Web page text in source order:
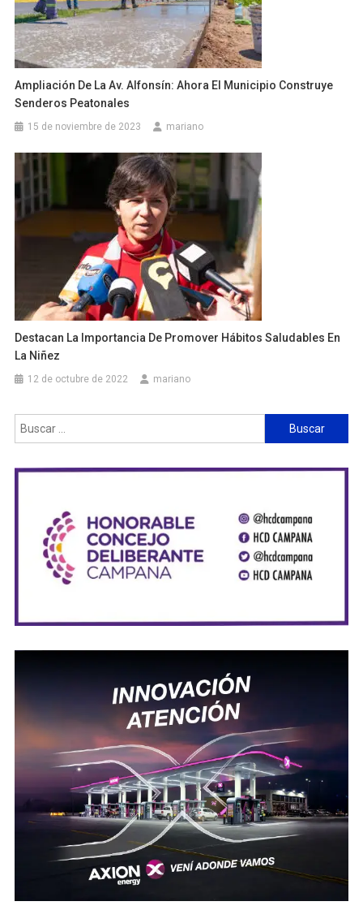
Ampliación De La Av. Alfonsín: Ahora El Municipio Construye
Senderos Peatonales
15 de noviembre de 2023 mariano
Destacan La Importancia De Promover Hábitos Saludables En
La Niñez
12 de octubre de 2022 mariano
Buscar: